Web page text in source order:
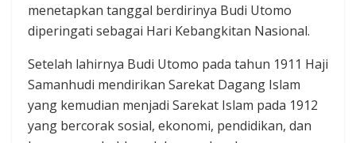
menetapkan tanggal berdirinya Budi Utomo
diperingati sebagai Hari Kebangkitan Nasional.
Setelah lahirnya Budi Utomo pada tahun 1911 Haji
Samanhudi mendirikan Sarekat Dagang Islam
yang kemudian menjadi Sarekat Islam pada 1912
yang bercorak sosial, ekonomi, pendidikan, dan